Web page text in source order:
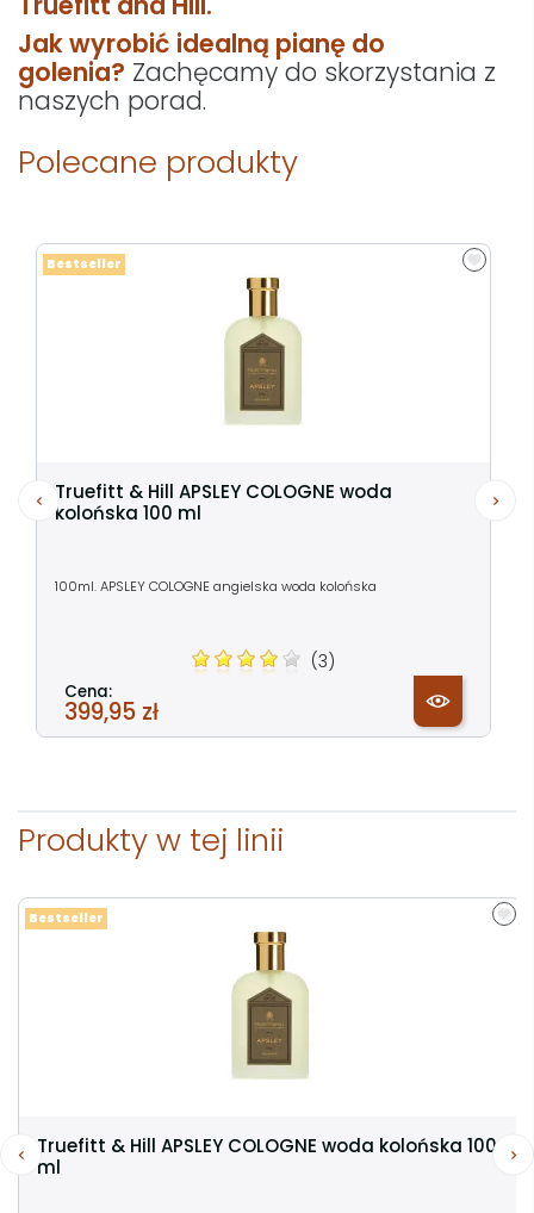
Jak wyrobić idealną pianę do
golenia? Zachęcamy do skorzystania z
naszych porad.
Polecane produkty
Truefitt & Hill APSLEY COLOGNE woda
kolońska 100 ml
100ml. APSLEY COLOGNE angielska woda kolońska
(3)
Cena:
399,95 zł
Bestseller
Produkty w tej linii
Truefitt & Hill APSLEY COLOGNE woda kolońska 100
ml
Bestseller